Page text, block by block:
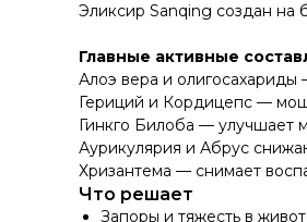
Эликсир Sanqing создан на
Главные активные
Алоэ вера и олигосахариды
Гериций и Кордицепс —
Гинкго Билоба — улучшает
Аурикулярия и Абрус
Хризантема — снимает
Что решает
Запоры и тяжесть в